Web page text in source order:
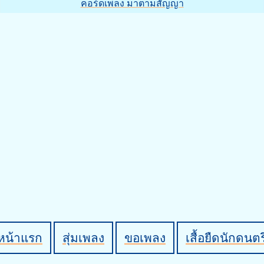
คอร์ดเพลง มาตามสัญญา
น้าแรก สุ่มเพลง ขอเพลง เสื้อยืดนักดนต